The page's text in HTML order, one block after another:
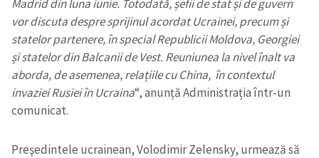
Madrid din luna iunie. Totodată, șefii de stat și de guvern
vor discuta despre sprijinul acordat Ucrainei, precum și
statelor partenere, în special Republicii Moldova, Georgiei
și statelor din Balcanii de Vest. Reuniunea la nivel înalt va
aborda, de asemenea, relațiile cu China, în contextul
invaziei Rusiei în Ucraina“, anunță Administrația într-un
comunicat.
Preşedintele ucrainean, Volodimir Zelensky, urmează să